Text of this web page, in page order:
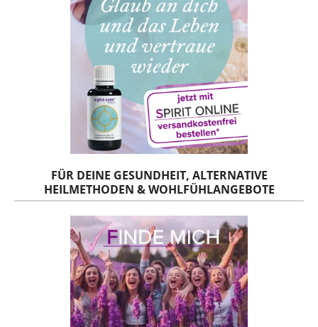
FÜR DEINE GESUNDHEIT, ALTERNATIVE
HEILMETHODEN & WOHLFÜHLANGEBOTE